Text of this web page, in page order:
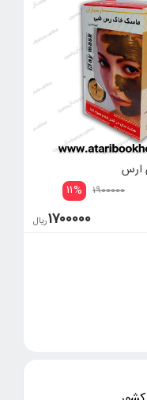
ارس
۱۹۰۰۰۰۰ ۱۱%
۱۷۰۰۰۰۰ریال